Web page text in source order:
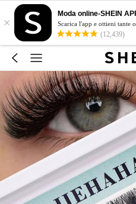
×
Moda online-SHEIN
Scarica l'app e ottieni tante
(12,439)